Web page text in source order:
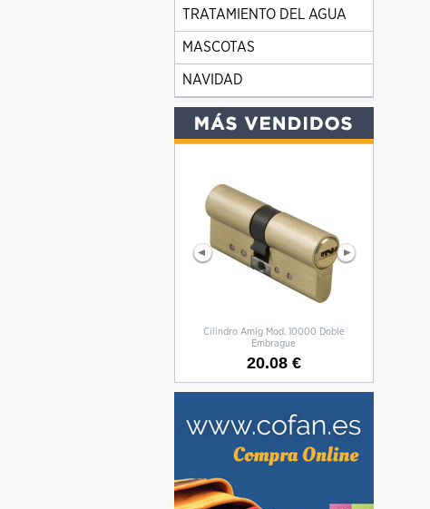
TRATAMIENTO DEL AGUA
MASCOTAS
NAVIDAD
Cilindro Amig Mod. 10000 Doble
Embrague
20.08 €